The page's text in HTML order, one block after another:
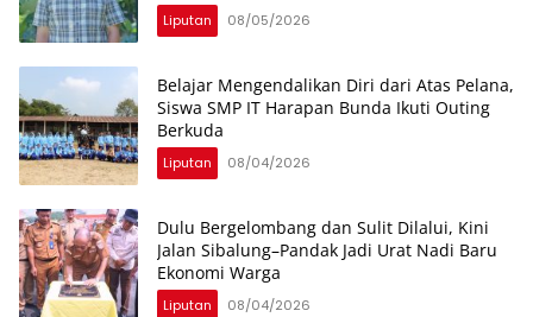
Liputan 08/05/2026
Belajar Mengendalikan Diri dari Atas Pelana,
Siswa SMP IT Harapan Bunda Ikuti Outing
Berkuda
Liputan 08/04/2026
Dulu Bergelombang dan Sulit Dilalui, Kini
Jalan Sibalung–Pandak Jadi Urat Nadi Baru
Ekonomi Warga
Liputan 08/04/2026